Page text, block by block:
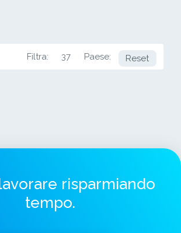
Filtra: 37 Paese: IE
Reset
risparmiando
tempo.